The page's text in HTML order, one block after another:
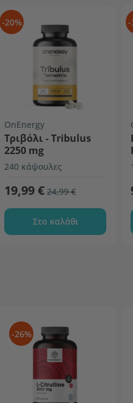
-20%
OnEnergy
Τριβόλι - Tribulus
2250 mg
240 κάψουλες
19,99 € 24,99 €
Στο καλάθι
-
-26%